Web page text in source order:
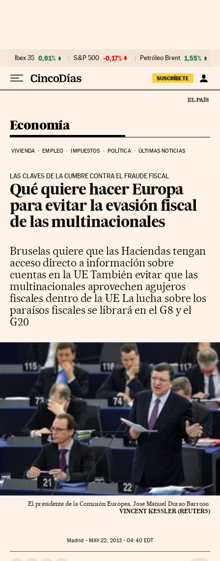
Ibex 35 0,61% S&P 500 -0,17% Petróleo Brent 1,55%
SUSCRÍBETE
Economía
VIVIENDA EMPLEO IMPUESTOS POLÍTICA ÚLTIMAS NOTICIAS
LAS CLAVES DE LA CUMBRE CONTRA EL FRAUDE FISCAL
Qué quiere hacer Europa
para evitar la evasión fiscal
de las multinacionales
Bruselas quiere que las Haciendas tengan
acceso directo a información sobre
cuentas en la UE También evitar que las
multinacionales aprovechen agujeros
fiscales dentro de la UE La lucha sobre los
paraísos fiscales se librará en el G8 y el
G20
El presidente de la Comisión Europea, Jose Manuel Durao Barroso.
VINCENT KESSLER (REUTERS)
Madrid - MAY22, 2013 - 04:40EDT